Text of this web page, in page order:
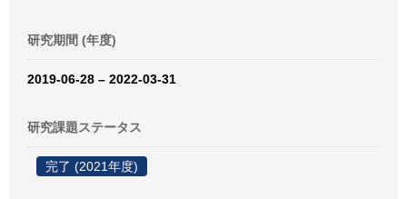
研究期間 (年度)
2019-06-28 – 2022-03-31
研究課題ステータス
完了 (2021年度)